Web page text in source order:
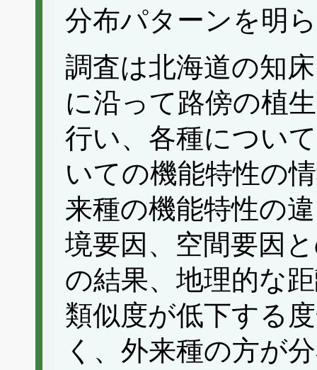
分布パターンを明
調査は北海道の知
に沿って路傍の植
行い、各種につい
いての機能特性の
来種の機能特性の
境要因、空間要因
の結果、地理的な
類似度が低下する
く、外来種の方が